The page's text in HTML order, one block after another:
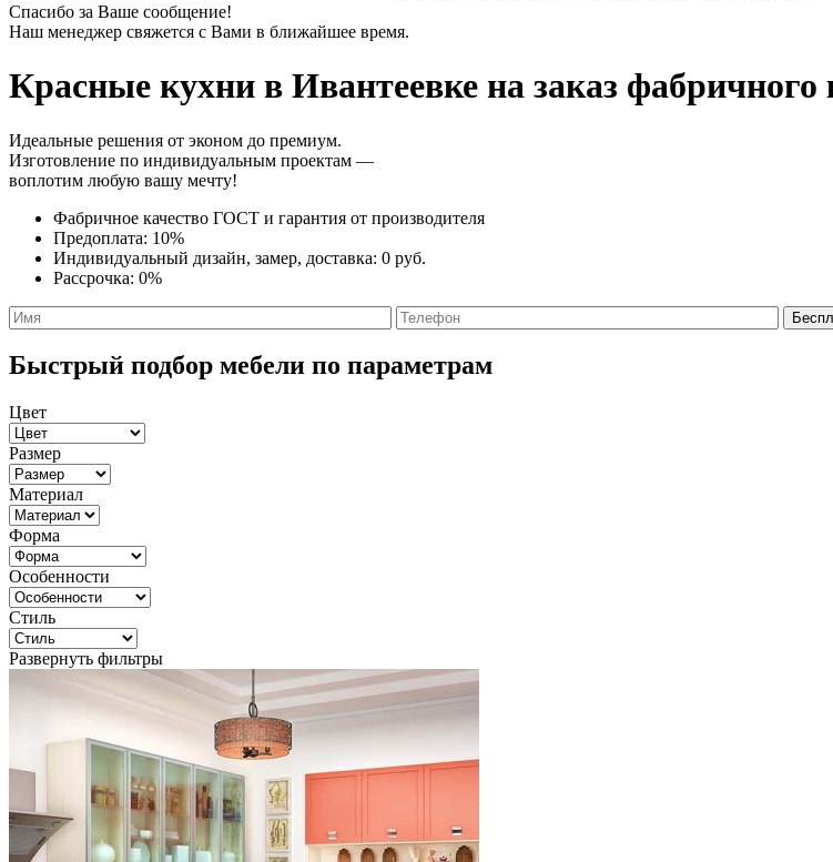
Спасибо за Ваше сообщение!
Наш менеджер свяжется с Вами в ближайшее время.
Красные кухни в Ивантеевке на заказ фабричного
Идеальные решения от эконом до премиум.
Изготовление по индивидуальным проектам —
воплотим любую вашу мечту!
Фабричное качество ГОСТ и гарантия от производителя
Предоплата: 10%
Индивидуальный дизайн, замер, доставка: 0 руб.
Рассрочка: 0%
Быстрый подбор мебели по параметрам
Цвет
Размер
Материал
Форма
Особенности
Стиль
Развернуть фильтры